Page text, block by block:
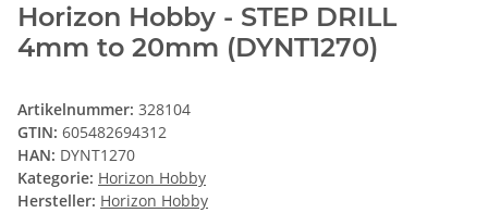
Horizon Hobby - STEP DRILL
4mm to 20mm (DYNT1270)
Artikelnummer: 328104
GTIN: 605482694312
HAN: DYNT1270
Kategorie: Horizon Hobby
Hersteller: Horizon Hobby